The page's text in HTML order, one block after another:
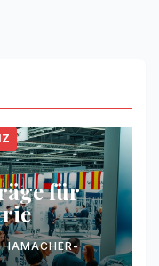
für
HAMACHER-